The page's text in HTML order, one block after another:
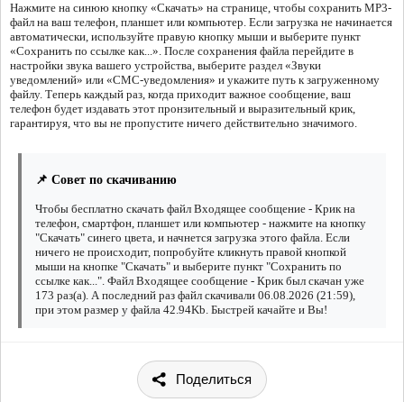
Нажмите на синюю кнопку «Скачать» на странице, чтобы сохранить MP3-
файл на ваш телефон, планшет или компьютер. Если загрузка не начинается
автоматически, используйте правую кнопку мыши и выберите пункт
«Сохранить по ссылке как...». После сохранения файла перейдите в
настройки звука вашего устройства, выберите раздел «Звуки
уведомлений» или «СМС-уведомления» и укажите путь к загруженному
файлу. Теперь каждый раз, когда приходит важное сообщение, ваш
телефон будет издавать этот пронзительный и выразительный крик,
гарантируя, что вы не пропустите ничего действительно значимого.
📌 Совет по скачиванию
Чтобы бесплатно скачать файл Входящее сообщение - Крик на
телефон, смартфон, планшет или компьютер - нажмите на кнопку
"Скачать" синего цвета, и начнется загрузка этого файла. Если
ничего не происходит, попробуйте кликнуть правой кнопкой
мыши на кнопке "Скачать" и выберите пункт "Сохранить по
ссылке как...". Файл Входящее сообщение - Крик был скачан уже
173 раз(а). А последний раз файл скачивали 06.08.2026 (21:59),
при этом размер у файла 42.94Kb. Быстрей качайте и Вы!
Поделиться